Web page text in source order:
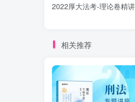
2022厚大法考-理论卷精
相关推荐